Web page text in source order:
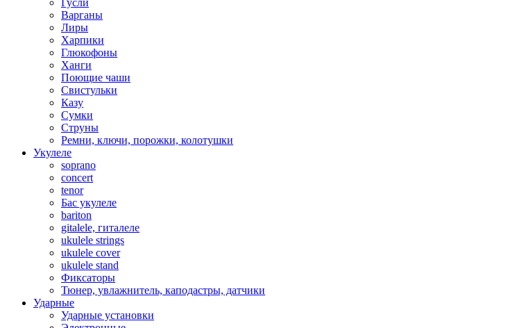
Гусли
Варганы
Лиры
Харпики
Глюкофоны
Ханги
Поющие чаши
Свистульки
Казу
Сумки
Струны
Ремни, ключи, порожки, колотушки
Укулеле
soprano
concert
tenor
Бас укулеле
bariton
gitalele, гиталеле
ukulele strings
ukulele cover
ukulele stand
Фиксаторы
Тюнер, увлажнитель, каподастры, датчики
Ударные
Ударные установки